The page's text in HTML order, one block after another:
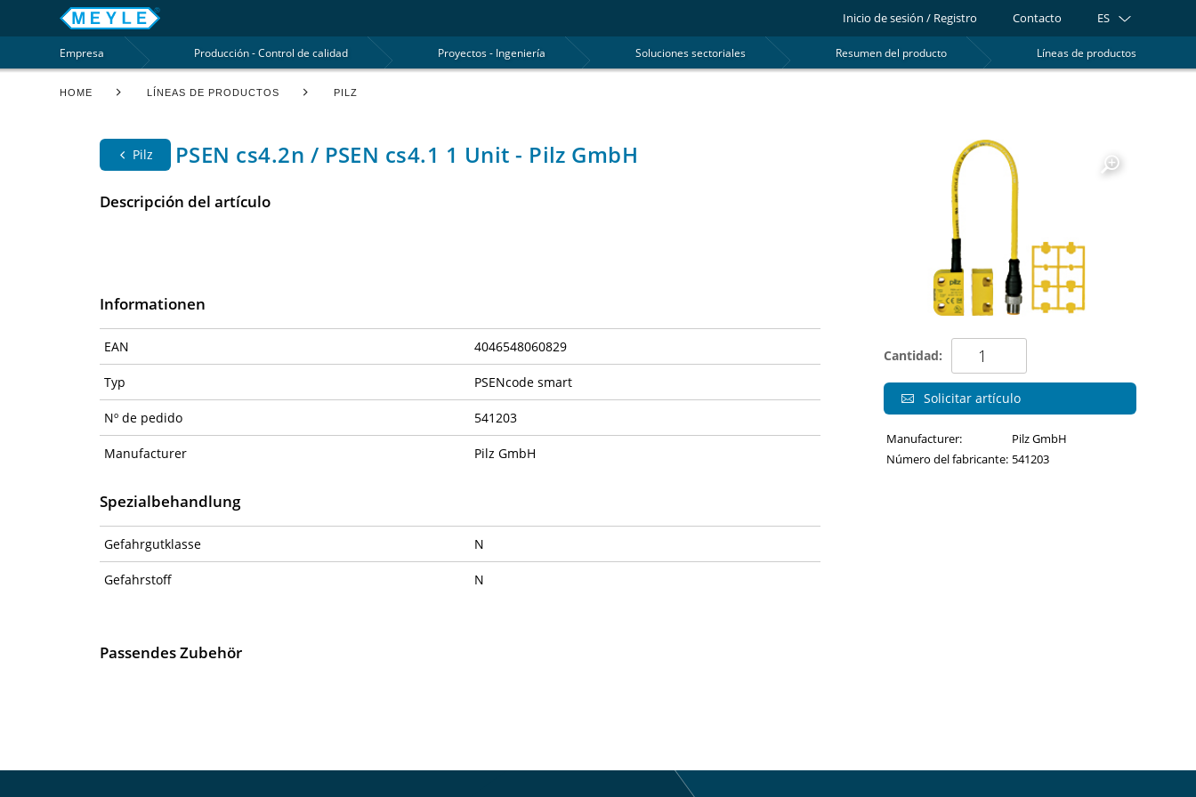
Inicio de sesión / Registro Contacto ES
Líneas de productos
Resumen del producto
Soluciones sectoriales
Proyectos - Ingeniería
Producción - Control de calidad
Empresa
HOME LÍNEAS DE PRODUCTOS PILZ
Pilz PSEN cs4.2n / PSEN cs4.1 1 Unit - Pilz GmbH
Descripción del artículo
Informationen
EAN 4046548060829
Typ PSENcode smart
Nº de pedido 541203
Manufacturer Pilz GmbH
Spezialbehandlung
Gefahrgutklasse N
Gefahrstoff N
Passendes Zubehör
Cantidad:
Solicitar artículo
Manufacturer:
Pilz GmbH
Número del fabricante: 541203